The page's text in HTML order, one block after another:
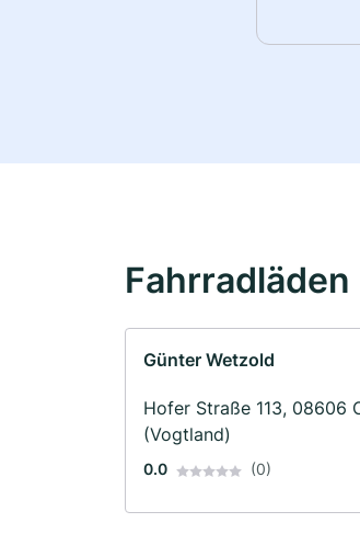
Günter Wetzold
Hofer Straße 113, 08606
(Vogtland)
0.0 (0)